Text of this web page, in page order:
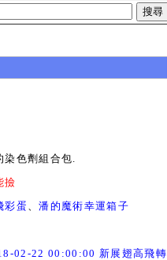
染色劑組合包.
撿
彩蛋、潘的魔術幸運箱子
02-22 00:00:00 新展翅高飛轉